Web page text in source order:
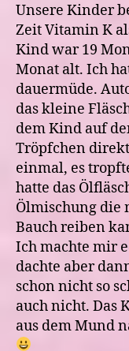
Unsere Kinder
Zeit Vitamin K
Kind war 19
Monat alt. Ich
dauermüde.
das kleine
dem Kind auf
Tröpfchen
einmal, es
hatte das
Ölmischung die
Bauch reiben
Ich machte mir
dachte aber
schon nicht so
auch nicht. Das
aus dem Mund